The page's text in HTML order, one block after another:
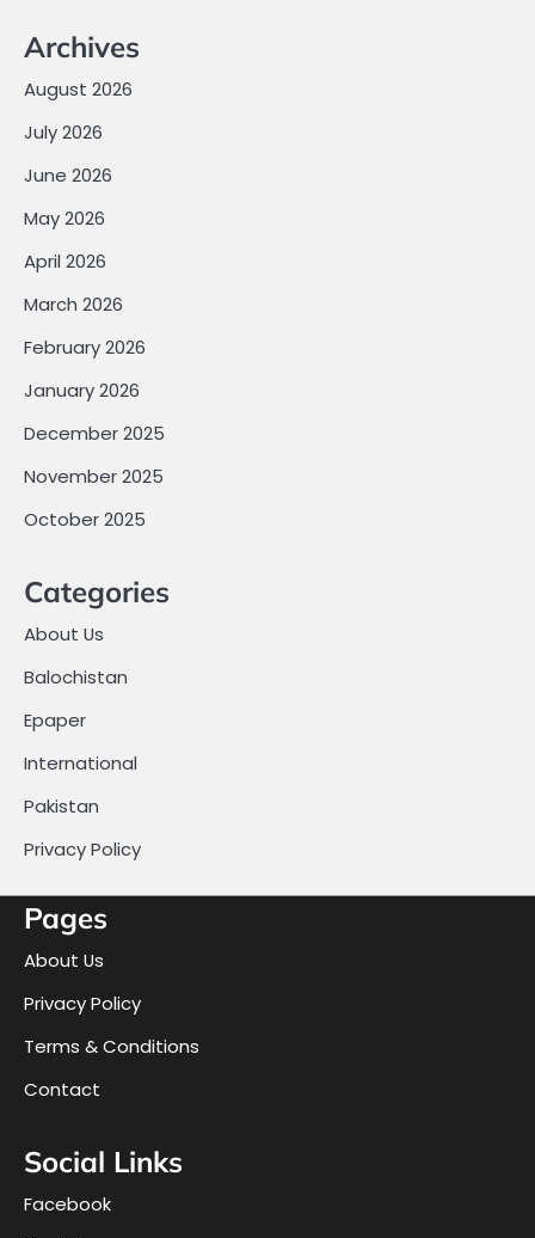
Archives
August 2026
July 2026
June 2026
May 2026
April 2026
March 2026
February 2026
January 2026
December 2025
November 2025
October 2025
Categories
About Us
Balochistan
Epaper
International
Pakistan
Privacy Policy
Pages
About Us
Privacy Policy
Terms & Conditions
Contact
Social Links
Facebook